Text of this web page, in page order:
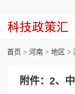
首页 > 河南 > 地区 >
附件：2、